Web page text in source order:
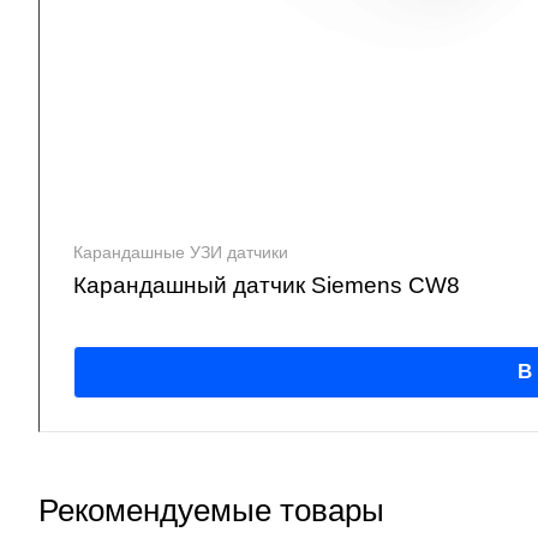
Карандашные УЗИ датчики
Карандашный датчик Siemens CW8
В
Рекомендуемые товары